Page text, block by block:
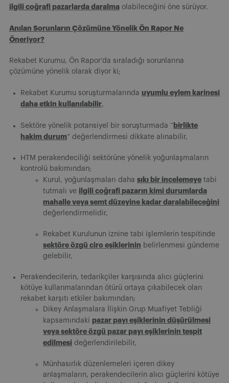
ilgili coğrafi pazarlarda daralma olabileceğini öne sürüyor.
Anılan Sorunların Çözümüne Yönelik Ön Rapor Ne
Öneriyor?
Rekabet Kurumu, Ön Rapor’da sıraladığı sorunlarına
çözümüne yönelik olarak diyor ki;
Rekabet Kurumu soruşturmalarında uyumlu eylem karinesi
daha etkin kullanılabilir,
Sektöre yönelik potansiyel bir soruşturmada “ birlikte
hakim durum” değerlendirmesi dikkate alınabilir,
HTM perakendeciliği sektörüne yönelik yoğunlaşmaların
kontrolü bakımından;
Kurul, yoğunlaşmaları daha sıkı bir incelemeye tabi
tutmalı ve ilgili coğrafi pazarın kimi durumlarda
mahalle veya semt düzeyine kadar daralabileceğini
değerlendirmelidir,
Rekabet Kurulunun iznine tabi işlemlerin tespitinde
sektöre özgü ciro eşiklerinin belirlenmesi gündeme
gelebilir,
Perakendecilerin, tedarikçiler karşısında alıcı güçlerini
kötüye kullanmalarından ötürü ortaya çıkabilecek olan
rekabet karşıtı etkiler bakımından;
Dikey Anlaşmalara İlişkin Grup Muafiyet Tebliği
kapsamındaki pazar payı eşiklerinin düşürülmesi
veya sektöre özgü pazar payı eşiklerinin tespit
edilmesi değerlendirilebilir,
Münhasırlık düzenlemeleri içeren dikey
anlaşmaların, perakendecilerin alıcı güçlerini kötüye